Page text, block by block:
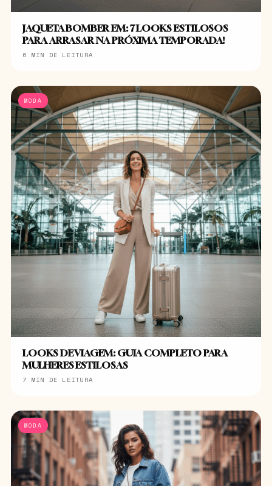
JAQUETA BOMBER EM: 7 LOOKS ESTILOSOS
PARA ARRASAR NA PRÓXIMA TEMPORADA!
6 MIN DE LEITURA
MODA
LOOKS DE VIAGEM: GUIA COMPLETO PARA
MULHERES ESTILOSAS
7 MIN DE LEITURA
MODA